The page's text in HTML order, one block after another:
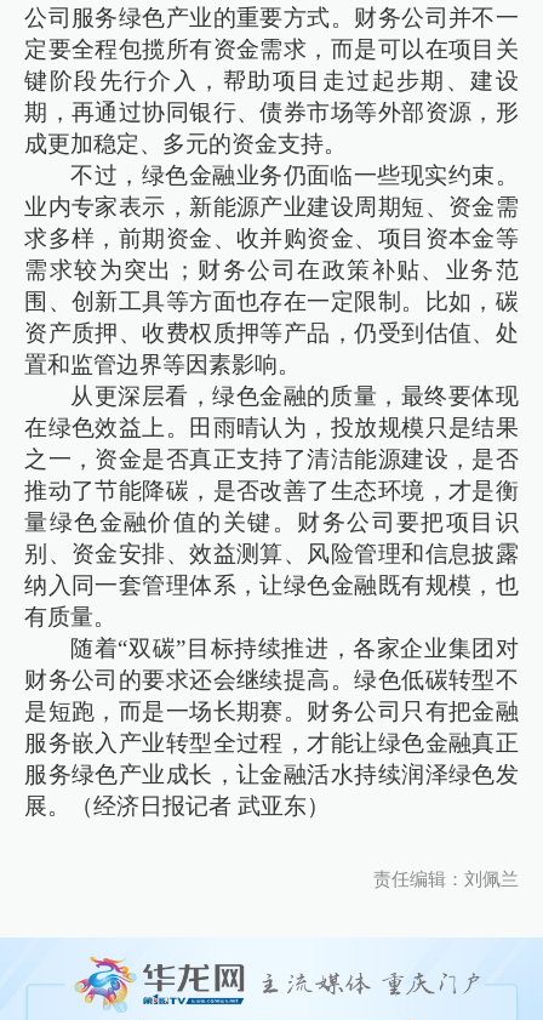
公司服务绿色产业的重要方式。财务公司并不一
定要全程包揽所有资金需求，而是可以在项目关
键阶段先行介入，帮助项目走过起步期、建设
期，再通过协同银行、债券市场等外部资源，形
成更加稳定、多元的资金支持。
不过，绿色金融业务仍面临一些现实约束。
业内专家表示，新能源产业建设周期短、资金需
求多样，前期资金、收并购资金、项目资本金等
需求较为突出；财务公司在政策补贴、业务范
围、创新工具等方面也存在一定限制。比如，碳
资产质押、收费权质押等产品，仍受到估值、处
置和监管边界等因素影响。
从更深层看，绿色金融的质量，最终要体现
在绿色效益上。田雨晴认为，投放规模只是结果
之一，资金是否真正支持了清洁能源建设，是否
推动了节能降碳，是否改善了生态环境，才是衡
量绿色金融价值的关键。财务公司要把项目识
别、资金安排、效益测算、风险管理和信息披露
纳入同一套管理体系，让绿色金融既有规模，也
有质量。
随着“双碳”目标持续推进，各家企业集团对
财务公司的要求还会继续提高。绿色低碳转型不
是短跑，而是一场长期赛。财务公司只有把金融
服务嵌入产业转型全过程，才能让绿色金融真正
服务绿色产业成长，让金融活水持续润泽绿色发
展。（经济日报记者 武亚东）
责任编辑：刘佩兰